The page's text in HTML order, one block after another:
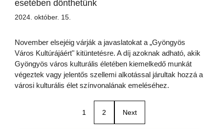
esetében dönthetünk
2024. október. 15.
November elsejéig várják a javaslatokat a „Gyöngyös
Város Kultúrájáért" kitüntetésre. A díj azoknak adható, akik
Gyöngyös város kulturális életében kiemelkedő munkát
végeztek vagy jelentős szellemi alkotással járultak hozzá a
városi kulturális élet színvonalának emeléséhez.
1 2 Next